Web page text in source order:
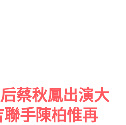
發，到今日一年辦兩回
蔡秋鳳出演大
手陳柏惟再